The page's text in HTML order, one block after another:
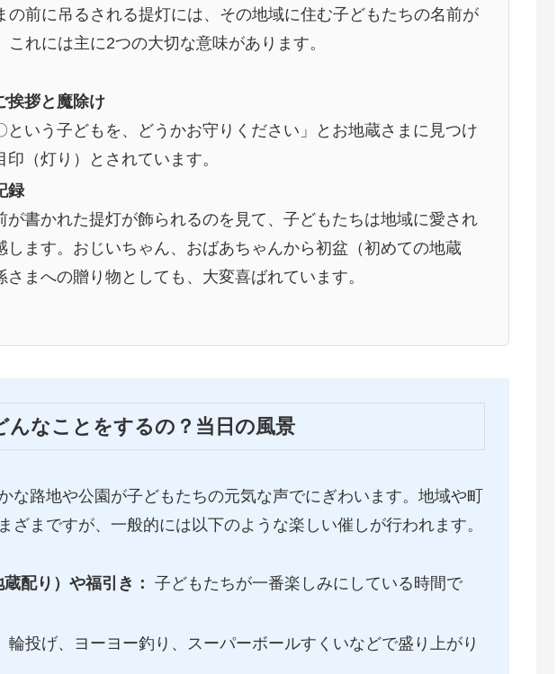
の前に吊るされる提灯には、その地域に住む子どもたちの名前が
れには主に2つの大切な意味があります。
挨拶と魔除け
という子どもを、どうかお守りください」とお地蔵さまに見つけ
（灯り）とされています。
録
が書かれた提灯が飾られるのを見て、子どもたちは地域に愛され
します。おじいちゃん、おばあちゃんから初盆（初めての地蔵
まへの贈り物としても、大変喜ばれています。
んなことをするの？当日の風景
な路地や公園が子どもたちの元気な声でにぎわいます。地域や町
ざまですが、一般的には以下のような楽しい催しが行われます。
配り）や福引き：
子どもたちが一番楽しみにしている時間で
輪投げ、ヨーヨー釣り、スーパーボールすくいなどで盛り上がり